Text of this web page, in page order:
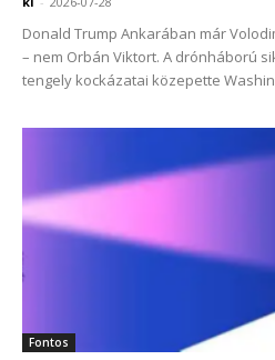
Donald Trump Ankarában már
– nem Orbán Viktort. A drónháború
tengely kockázatai közepette
Fontos